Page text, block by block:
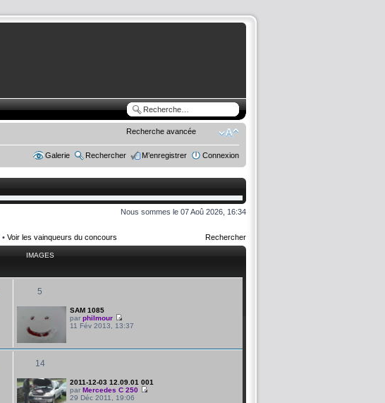
Recherche avancée
Galerie Rechercher M’enregistrer Connexion
Nous sommes le 07 Aoû 2026, 16:34
• Voir les vainqueurs du concours Rechercher
IMAGES
5
SAM 1085
par philmour
11 Fév 2013, 13:37
14
2011-12-03 12.09.01 001
par Mercedes C 250
29 Déc 2011, 19:06